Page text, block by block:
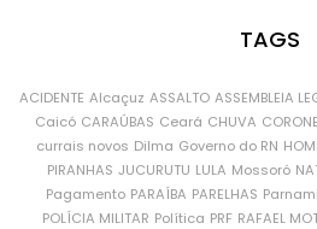
TAGS
ACIDENTE Alcaçuz ASSALTO ASSEMBLEIA
Caicó CARAÚBAS Ceará CHUVA
currais novos Dilma Governo do RN
PIRANHAS JUCURUTU LULA Mossoró
Pagamento PARAÍBA PARELHAS
POLÍCIA MILITAR Política PRF RAFAEL